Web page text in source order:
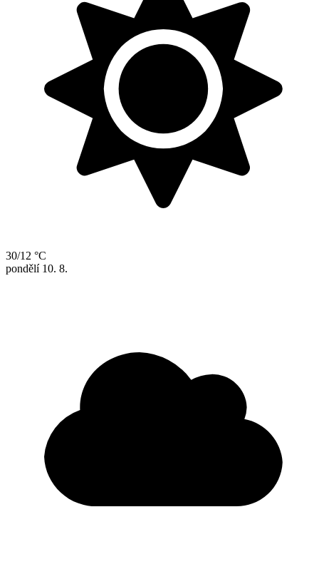
30/12 °C
pondělí 10. 8.